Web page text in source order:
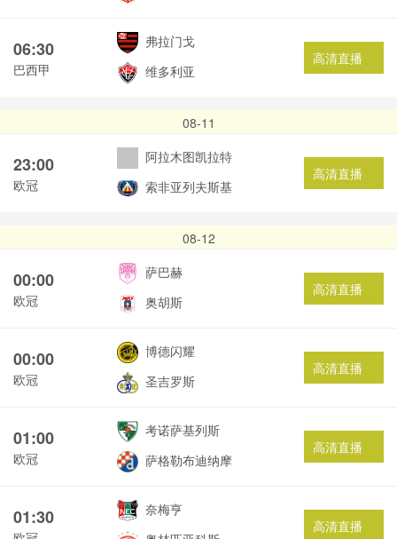
06:30
巴西甲
弗拉门戈
维多利亚
高清直播
08-11
23:00
欧冠
阿拉木图凯拉特
索非亚列夫斯基
高清直播
08-12
00:00
欧冠
萨巴赫
奥胡斯
高清直播
00:00
欧冠
博德闪耀
圣吉罗斯
高清直播
01:00
欧冠
考诺萨基列斯
萨格勒布迪纳摩
高清直播
01:30
奈梅亨
高清直播